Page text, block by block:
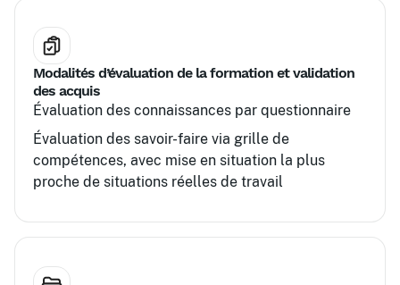
Modalités d’évaluation de la formation et validation
des acquis
Évaluation des connaissances par questionnaire
Évaluation des savoir-faire via grille de
compétences, avec mise en situation la plus
proche de situations réelles de travail